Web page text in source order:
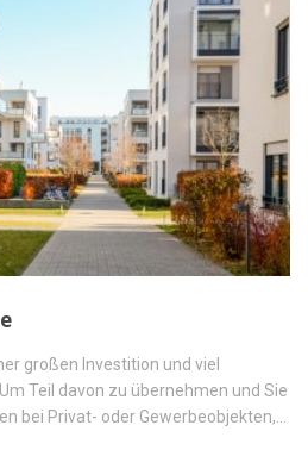
großen Investition und viel
Teil davon zu übernehmen und Sie
bei Privat- oder Gewerbeobjekten,…